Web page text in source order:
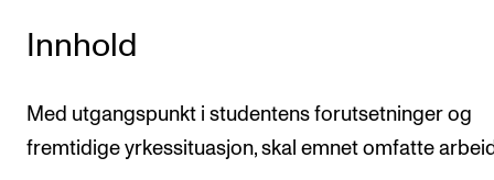
For ansatte og studenter
Innhold
Med utgangspunkt i studentens forutsetninger og
fremtidige yrkessituasjon, skal emnet omfatte